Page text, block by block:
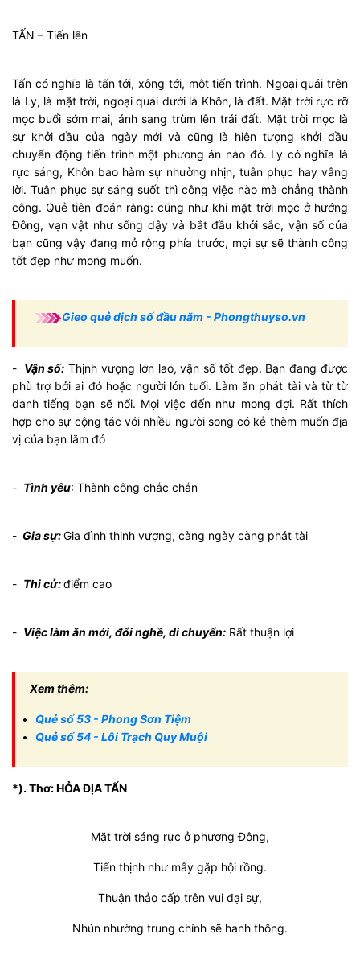
TẤN – Tiến lên
Tấn có nghĩa là tấn tới, xông tới, một tiến trình. Ngoại quái trên
là Ly, là mặt trời, ngoại quái dưới là Khôn, là đất. Mặt trời rực rỡ
mọc buổi sớm mai, ánh sang trùm lên trái đất. Mặt trời mọc là
sự khởi đầu của ngày mới và cũng là hiện tượng khởi đầu
chuyển động tiến trình một phương án nào đó. Ly có nghĩa là
rực sáng, Khôn bao hàm sự nhường nhịn, tuân phục hay vâng
lời. Tuân phục sự sáng suốt thì công việc nào mà chẳng thành
công. Quẻ tiên đoán rằng: cũng như khi mặt trời mọc ở hướng
Đông, vạn vật như sống dậy và bắt đầu khởi sắc, vận số của
bạn cũng vậy đang mở rộng phía trước, mọi sự sẽ thành công
tốt đẹp như mong muốn.
Gieo quẻ dịch số đầu năm - Phongthuyso.vn
- Vận số: Thịnh vượng lớn lao, vận số tốt đẹp. Bạn đang được
phù trợ bởi ai đó hoặc người lớn tuổi. Làm ăn phát tài và từ từ
danh tiếng bạn sẽ nổi. Mọi việc đến như mong đợi. Rất thích
hợp cho sự cộng tác với nhiều người song có kẻ thèm muốn địa
vị của bạn lắm đó
- Tình yêu: Thành công chắc chắn
- Gia sự:Gia đình thịnh vượng, càng ngày càng phát tài
- Thi cử:điểm cao
- Việc làm ăn mới, đổi nghề, di chuyển: Rất thuận lợi
Xem thêm:
Quẻ số 53 - Phong Sơn Tiệm
Quẻ số 54 - Lôi Trạch Quy Muội
*). Thơ: HỎA ĐỊA TẤN
Mặt trời sáng rực ở phương Đông,
Tiến thịnh như mây gặp hội rồng.
Thuận thảo cấp trên vui đại sự,
Nhún nhường trung chính sẽ hanh thông.